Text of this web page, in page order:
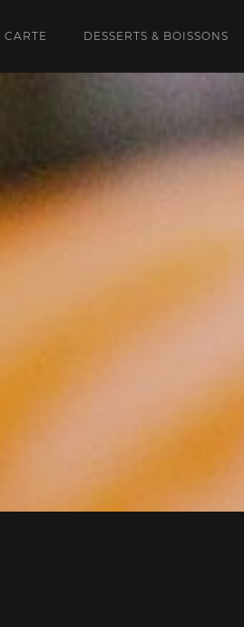
CARTE DESSERTS & BOISSONS